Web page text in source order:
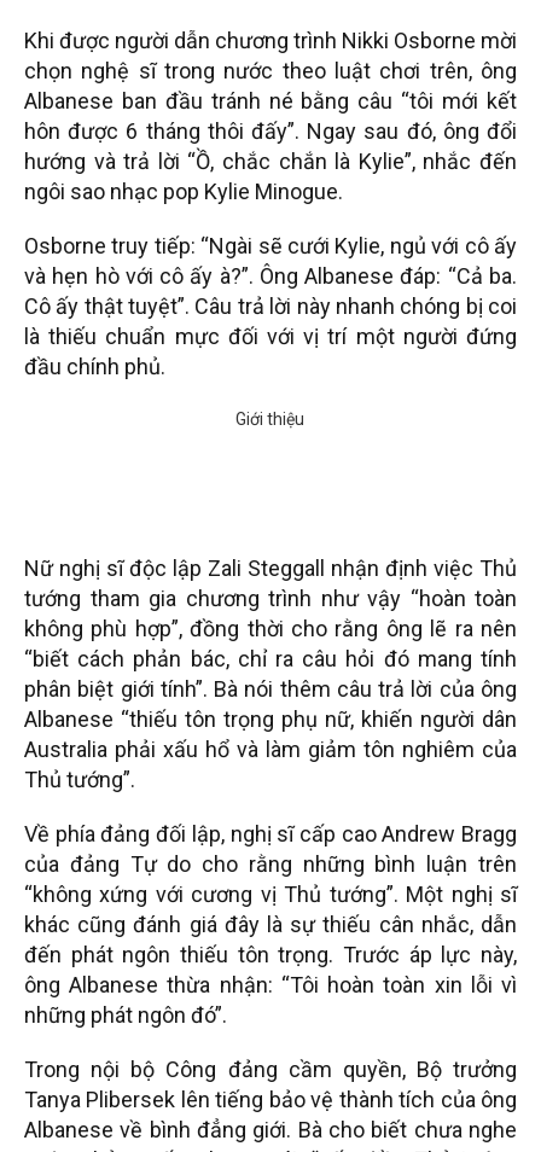
Khi được người dẫn chương trình Nikki Osborne mời
chọn nghệ sĩ trong nước theo luật chơi trên, ông
Albanese ban đầu tránh né bằng câu “tôi mới kết
hôn được 6 tháng thôi đấy”. Ngay sau đó, ông đổi
hướng và trả lời “Ồ, chắc chắn là Kylie”, nhắc đến
ngôi sao nhạc pop Kylie Minogue.
Osborne truy tiếp: “Ngài sẽ cưới Kylie, ngủ với cô ấy
và hẹn hò với cô ấy à?”. Ông Albanese đáp: “Cả ba.
Cô ấy thật tuyệt”. Câu trả lời này nhanh chóng bị coi
là thiếu chuẩn mực đối với vị trí một người đứng
đầu chính phủ.
Nữ nghị sĩ độc lập Zali Steggall nhận định việc Thủ
tướng tham gia chương trình như vậy “hoàn toàn
không phù hợp”, đồng thời cho rằng ông lẽ ra nên
“biết cách phản bác, chỉ ra câu hỏi đó mang tính
phân biệt giới tính”. Bà nói thêm câu trả lời của ông
Albanese “thiếu tôn trọng phụ nữ, khiến người dân
Australia phải xấu hổ và làm giảm tôn nghiêm của
Thủ tướng”.
Về phía đảng đối lập, nghị sĩ cấp cao Andrew Bragg
của đảng Tự do cho rằng những bình luận trên
“không xứng với cương vị Thủ tướng”. Một nghị sĩ
khác cũng đánh giá đây là sự thiếu cân nhắc, dẫn
đến phát ngôn thiếu tôn trọng. Trước áp lực này,
ông Albanese thừa nhận: “Tôi hoàn toàn xin lỗi vì
những phát ngôn đó”.
Trong nội bộ Công đảng cầm quyền, Bộ trưởng
Tanya Plibersek lên tiếng bảo vệ thành tích của ông
Albanese về bình đẳng giới. Bà cho biết chưa nghe